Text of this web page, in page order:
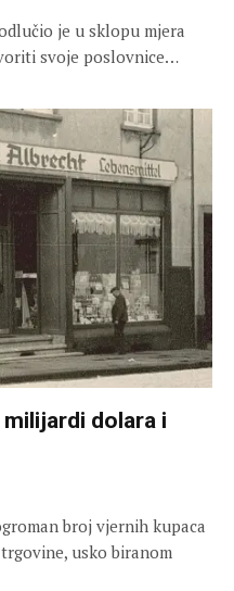
je u sklopu mjera
svoje poslovnice…
dolara i
broj vjernih kupaca
usko biranom